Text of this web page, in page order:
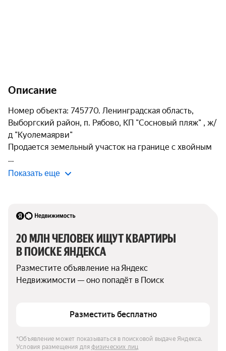
Описание
Номер объекта: 745770. Ленинградская область,
Выборгский район, п. Рябово, КП "Сосновый пляж" , ж/
д "Куолемаярви"
Продается земельный участок на границе с хвойным
Показать еще
20 МЛН ЧЕЛОВЕК ИЩУТ КВАРТИРЫ
В ПОИСКЕ ЯНДЕКСА
Разместите объявление на Яндекс
Недвижимости — оно попадёт в Поиск
Разместить бесплатно
*Объявление может показываться в поисковой выдаче Яндекса.
Условия размещения для физических лиц